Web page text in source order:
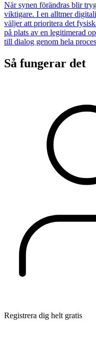
När synen förändras blir
viktigare. I en alltmer
väljer att prioritera det
på plats av en legitimerad
till dialog genom hela
Så fungerar det
Registrera dig helt gratis